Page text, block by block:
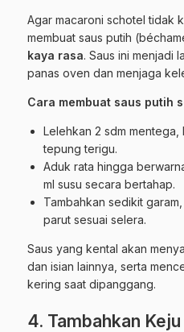
Agar macaroni schotel tidak
membuat saus putih
kaya rasa. Saus ini menjadi
panas oven dan menjaga
Cara membuat saus putih
Lelehkan 2 sdm mentega,
tepung terigu.
Aduk rata hingga
ml susu secara bertahap.
Tambahkan sedikit
parut sesuai selera.
Saus yang kental akan
dan isian lainnya, serta
kering saat dipanggang.
4. Tambahkan